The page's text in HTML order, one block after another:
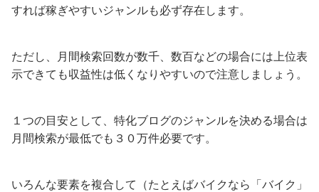
すれば稼ぎやすいジャンルも必ず存在します。
ただし、月間検索回数が数千、数百などの場合には上位表
示できても収益性は低くなりやすいので注意しましょう。
１つの目安として、特化ブログのジャンルを決める場合は
月間検索が最低でも３０万件必要です。
いろんな要素を複合して（たとえばバイクなら「バイク」